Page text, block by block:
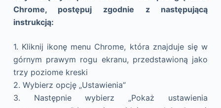
Chrome, postępuj zgodnie z następującą
instrukcją:
1. Kliknij ikonę menu Chrome, która znajduje się w
górnym prawym rogu ekranu, przedstawioną jako
trzy poziome kreski
2. Wybierz opcję „Ustawienia”
3. Następnie wybierz „Pokaż ustawienia